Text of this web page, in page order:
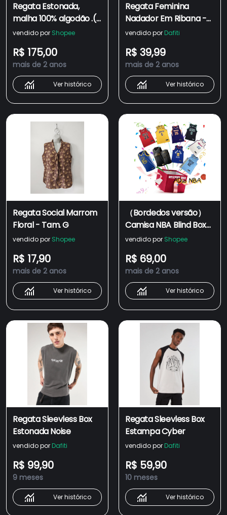
Regata Estonada,
malha 100% algodão .(
kit com 5 peças)
vendido por Shopee
R$ 175,00
mais de 2 anos
Ver histórico
Regata Feminina
Nadador Em Ribana -
Marrom
vendido por Dafiti
R$ 39,99
mais de 2 anos
Ver histórico
Regata Social Marrom
Floral - Tam. G
vendido por Shopee
R$ 17,90
mais de 2 anos
Ver histórico
（Bordedos versão）
Camisa NBA Blind Box
Any aleatório regata
roupas de Basquete
vendido por Shopee
R$ 69,00
mais de 2 anos
Ver histórico
Regata Sleevless Box
Estonada Noise
vendido por Dafiti
R$ 99,90
9 meses
Ver histórico
Regata Sleevless Box
Estampa Cyber
vendido por Dafiti
R$ 59,90
10 meses
Ver histórico